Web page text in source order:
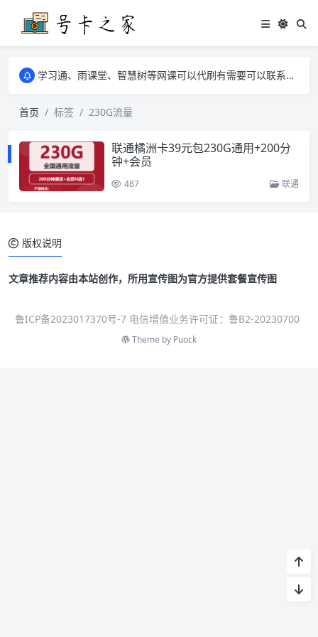
学习通、雨课堂、智慧树等网课可以代刷有需要可以联系邮箱i@tuzi.la
学习通、雨课堂、智慧树等网课可以代刷有需要可以联系邮箱i@tuzi.la
首页
标签 230G流量
联通橘洲卡39元包230G通用+200分
钟+会员
487 联通
版权说明
文章推荐内容由本站创作，所用宣传图为官方提供套餐宣传图
鲁ICP备2023017370号-7 电信增值业务许可证：鲁B2-20230700
Theme by Puock